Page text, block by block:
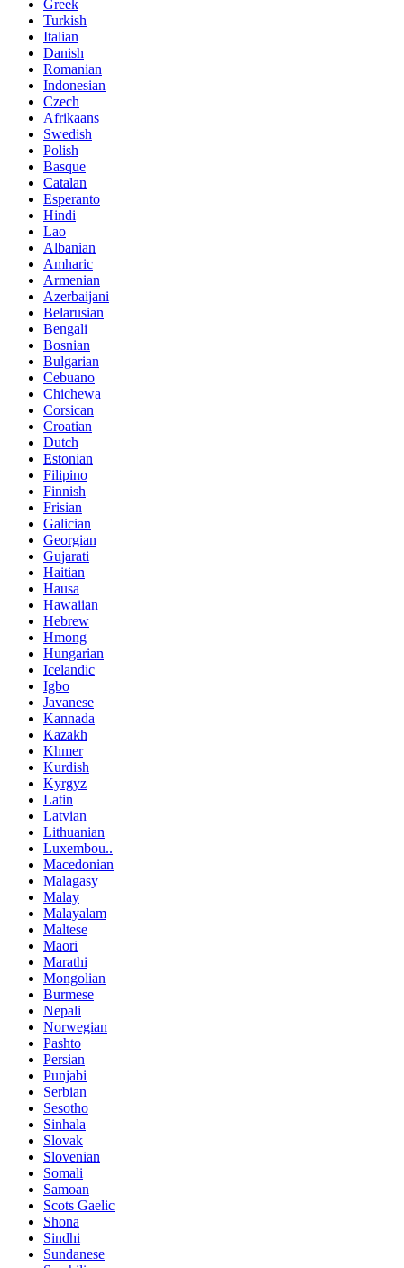
Greek
Turkish
Italian
Danish
Romanian
Indonesian
Czech
Afrikaans
Swedish
Polish
Basque
Catalan
Esperanto
Hindi
Lao
Albanian
Amharic
Armenian
Azerbaijani
Belarusian
Bengali
Bosnian
Bulgarian
Cebuano
Chichewa
Corsican
Croatian
Dutch
Estonian
Filipino
Finnish
Frisian
Galician
Georgian
Gujarati
Haitian
Hausa
Hawaiian
Hebrew
Hmong
Hungarian
Icelandic
Igbo
Javanese
Kannada
Kazakh
Khmer
Kurdish
Kyrgyz
Latin
Latvian
Lithuanian
Luxembou..
Macedonian
Malagasy
Malay
Malayalam
Maltese
Maori
Marathi
Mongolian
Burmese
Nepali
Norwegian
Pashto
Persian
Punjabi
Serbian
Sesotho
Sinhala
Slovak
Slovenian
Somali
Samoan
Scots Gaelic
Shona
Sindhi
Sundanese